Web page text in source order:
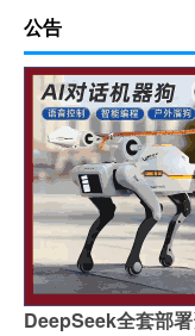
公告
DeepSeek全套部